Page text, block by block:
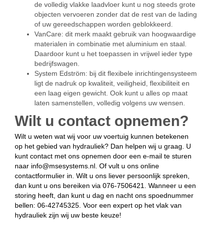
de volledig vlakke laadvloer kunt u nog steeds grote
objecten vervoeren zonder dat de rest van de lading
of uw gereedschappen worden geblokkeerd.
VanCare: dit merk maakt gebruik van hoogwaardige
materialen in combinatie met aluminium en staal.
Daardoor kunt u het toepassen in vrijwel ieder type
bedrijfswagen.
System Edström: bij dit flexibele inrichtingensysteem
ligt de nadruk op kwaliteit, veiligheid, flexibiliteit en
een laag eigen gewicht. Ook kunt u alles op maat
laten samenstellen, volledig volgens uw wensen.
Wilt u contact opnemen?
Wilt u weten wat wij voor uw voertuig kunnen betekenen
op het gebied van hydrauliek? Dan helpen wij u graag. U
kunt contact met ons opnemen door een e-mail te sturen
naar info@msesystems.nl. Of vult u ons online
contactformulier in. Wilt u ons liever persoonlijk spreken,
dan kunt u ons bereiken via 076-7506421. Wanneer u een
storing heeft, dan kunt u dag en nacht ons spoednummer
bellen: 06-42745325. Voor een expert op het vlak van
hydrauliek zijn wij uw beste keuze!